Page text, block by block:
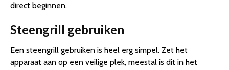
direct beginnen.
Steengrill gebruiken
Een steengrill gebruiken is heel erg simpel. Zet het
apparaat aan op een veilige plek, meestal is dit in het